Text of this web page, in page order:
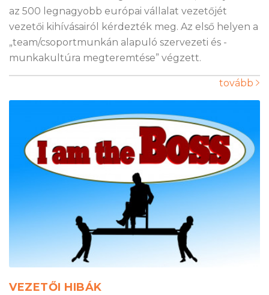
az 500 legnagyobb európai vállalat vezetőjét
vezetői kihívásairól kérdezték meg. Az első helyen a
„team/csoportmunkán alapuló szervezeti és -
munkakultúra megteremtése” végzett.
tovább
VEZETŐI HIBÁK